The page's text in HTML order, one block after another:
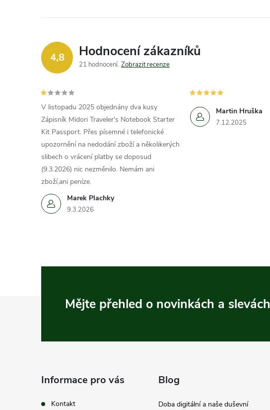
4,8 Hodnocení zákazníků
21 hodnocení Zobrazit recenze
Marek Plachky
9.3.2026
V listopadu 2025 objednány dva kusy
Zápisník Midori Traveler's Notebook Starter
Kit Passport. Přes písemné i telefonické
upozornění na nedodání zboží a několikerých
slibech o vrácení platby se doposud
(9.3.2026) nic nezměnilo. Nemám ani
zboží,ani peníze.
Martin Hruška
7.12.2025
Mějte přehled o novinkách a slevách
Informace pro vás
Kontakt
Blog
Doba digitální a naše duševní